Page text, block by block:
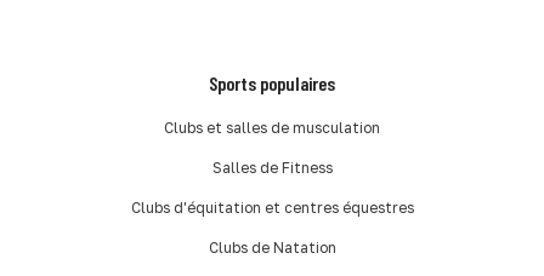
Sports populaires
Clubs et salles de musculation
Salles de Fitness
Clubs d'équitation et centres équestres
Clubs de Natation